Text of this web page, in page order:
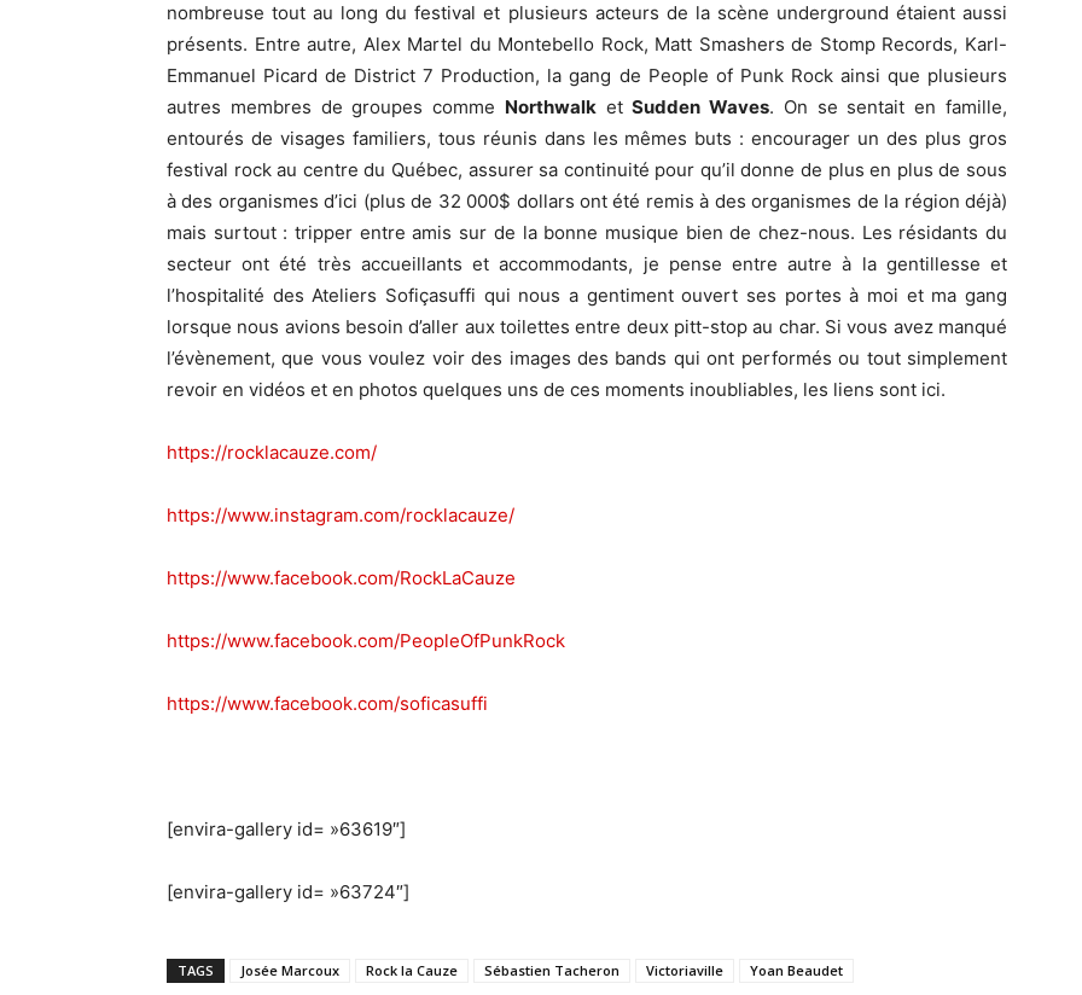
nombreuse tout au long du festival et plusieurs acteurs de la scène underground étaient aussi
présents. Entre autre, Alex Martel du Montebello Rock, Matt Smashers de Stomp Records, Karl-
Emmanuel Picard de District 7 Production, la gang de People of Punk Rock ainsi que plusieurs
autres membres de groupes comme NorthwalketSudden Waves. On se sentait en famille,
entourés de visages familiers, tous réunis dans les mêmes buts : encourager un des plus gros
festival rock au centre du Québec, assurer sa continuité pour qu’il donne de plus en plus de sous
à des organismes d’ici (plus de 32 000$ dollars ont été remis à des organismes de la région déjà)
mais surtout : tripper entre amis sur de la bonne musique bien de chez-nous. Les résidants du
secteur ont été très accueillants et accommodants, je pense entre autre à la gentillesse et
l’hospitalité des Ateliers Sofiçasuffi qui nous a gentiment ouvert ses portes à moi et ma gang
lorsque nous avions besoin d’aller aux toilettes entre deux pitt-stop au char. Si vous avez manqué
l’évènement, que vous voulez voir des images des bands qui ont performés ou tout simplement
revoir en vidéos et en photos quelques uns de ces moments inoubliables, les liens sont ici.
https://rocklacauze.com/
https://www.instagram.com/rocklacauze/
https://www.facebook.com/RockLaCauze
https://www.facebook.com/PeopleOfPunkRock
https://www.facebook.com/soficasuffi
[envira-gallery id= »63619″]
[envira-gallery id= »63724″]
TAGS Josée Marcoux Rock la Cauze Sébastien Tacheron Victoriaville Yoan Beaudet